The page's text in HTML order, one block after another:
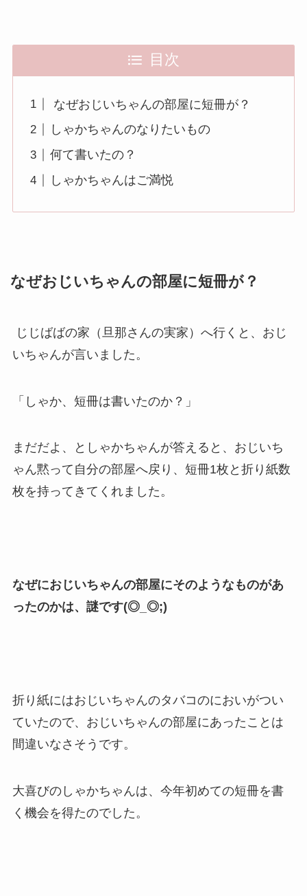
目次
なぜおじいちゃんの部屋に短冊が？
しゃかちゃんのなりたいもの
何て書いたの？
しゃかちゃんはご満悦
なぜおじいちゃんの部屋に短冊が？
じじばばの家（旦那さんの実家）へ行くと、おじ
いちゃんが言いました。
「しゃか、短冊は書いたのか？」
まだだよ、としゃかちゃんが答えると、おじいち
ゃん黙って自分の部屋へ戻り、短冊1枚と折り紙数
枚を持ってきてくれました。
なぜにおじいちゃんの部屋にそのようなものがあ
ったのかは、謎です(◎_◎;)
折り紙にはおじいちゃんのタバコのにおいがつい
ていたので、おじいちゃんの部屋にあったことは
間違いなさそうです。
大喜びのしゃかちゃんは、今年初めての短冊を書
く機会を得たのでした。